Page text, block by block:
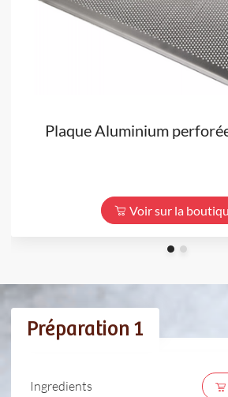
Plaque Aluminium
Voir sur la
Préparation 1
Ingredients